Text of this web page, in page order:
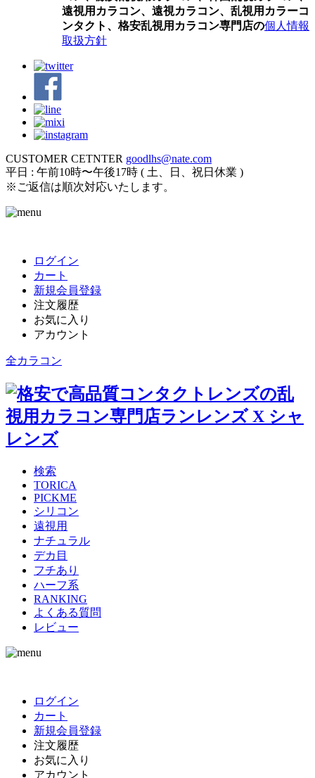
遠視用カラコン、遠視カラコン、乱視用カラーコ
ンタクト、格安乱視用カラコン専門店の個人情報
取扱方針
CUSTOMER CETNTER goodlhs@nate.com
平日 : 午前10時〜午後17時 ( 土、日、祝日休業 )
※ご返信は順次対応いたします。
ログイン
カート
新規会員登録
注文履歴
お気に入り
アカウント
全カラコン
検索
TORICA
PICKME
シリコン
遠視用
ナチュラル
デカ目
フチあり
ハーフ系
RANKING
よくある質問
レビュー
ログイン
カート
新規会員登録
注文履歴
お気に入り
アカウント